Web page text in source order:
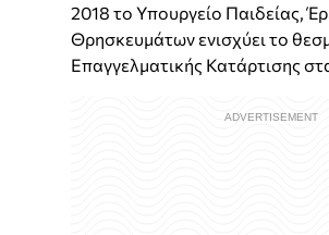
2018 το Υπουργείο Παιδείας,
Θρησκευμάτων ενισχύει το
Επαγγελματικής Κατάρτισης